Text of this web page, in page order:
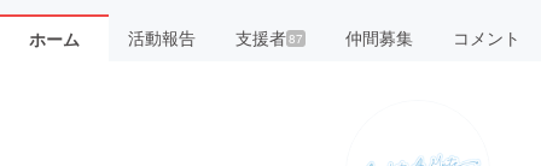
ホーム 活動報告 支援者87 仲間募集 コメント